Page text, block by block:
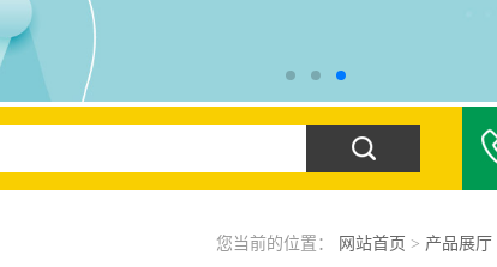
您当前的位置： 网站首页 > 产品展厅